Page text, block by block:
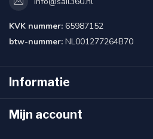
KVK nummer: 65987152
btw-nummer: NL001277264B70
Informatie
Mijn account